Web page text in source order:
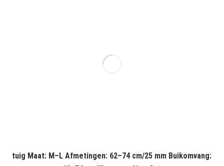
tuig Maat: M–L Afmetingen: 62–74 cm/25 mm Buikomvang: